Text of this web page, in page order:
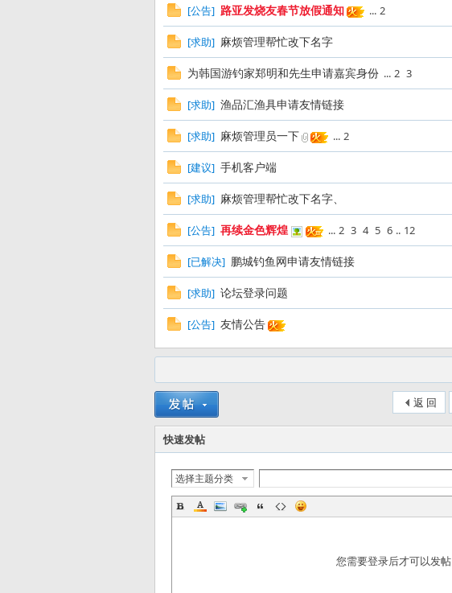
友
—
[公告] 路亚发烧友春节放假通知 ... 2
[求助] 麻烦管理帮忙改下名字
为韩国游钓家郑明和先生申请嘉宾身份 ... 2 3
[求助] 渔品汇渔具申请友情链接
[求助] 麻烦管理员一下 ... 2
[建议] 手机客户端
[求助] 麻烦管理帮忙改下名字、
[公告] 再续金色辉煌 ... 2 3 4 5 6 .. 12
[已解决] 鹏城钓鱼网申请友情链接
[求助] 论坛登录问题
[公告] 友情公告
返 回
快速发帖
选择主题分类
您需要登录后才可以发帖